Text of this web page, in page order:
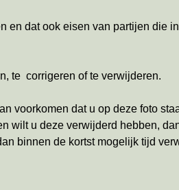
en dat ook eisen van partijen die
te corrigeren of te verwijderen.
voorkomen dat u op deze foto
wilt u deze verwijderd hebben,
binnen de kortst mogelijk tijd